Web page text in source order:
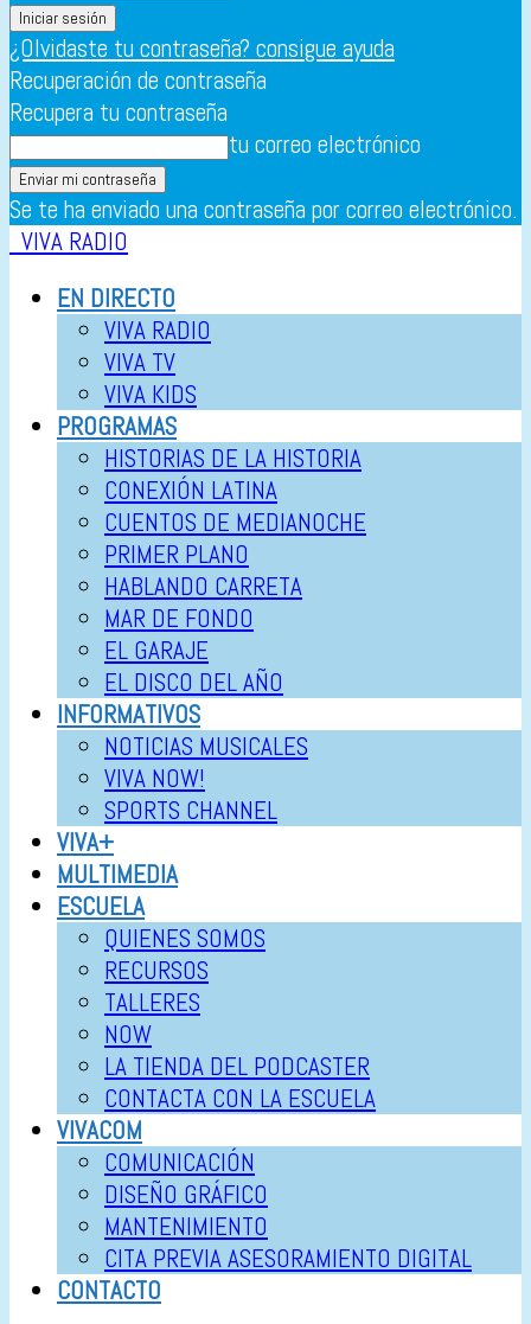
¿Olvidaste tu contraseña? consigue ayuda
Recuperación de contraseña
Recupera tu contraseña
tu correo electrónico
Se te ha enviado una contraseña por correo electrónico.
VIVA RADIO
EN DIRECTO
VIVA RADIO
VIVA TV
VIVA KIDS
PROGRAMAS
HISTORIAS DE LA HISTORIA
CONEXIÓN LATINA
CUENTOS DE MEDIANOCHE
PRIMER PLANO
HABLANDO CARRETA
MAR DE FONDO
EL GARAJE
EL DISCO DEL AÑO
INFORMATIVOS
NOTICIAS MUSICALES
VIVA NOW!
SPORTS CHANNEL
VIVA+
MULTIMEDIA
ESCUELA
QUIENES SOMOS
RECURSOS
TALLERES
NOW
LA TIENDA DEL PODCASTER
CONTACTA CON LA ESCUELA
VIVACOM
COMUNICACIÓN
DISEÑO GRÁFICO
MANTENIMIENTO
CITA PREVIA ASESORAMIENTO DIGITAL
CONTACTO